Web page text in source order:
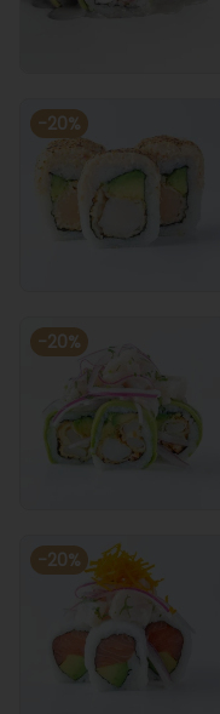
-20%
-20%
-20%